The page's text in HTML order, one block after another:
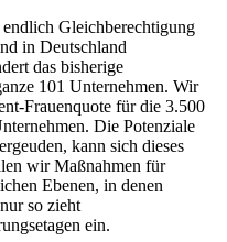
Gleichberechtigung
in Deutschland
das bisherige
101 Unternehmen. Wir
Frauenquote für die 3.500
Die Potenziale
kann sich dieses
wir Maßnahmen für
Ebenen, in denen
so zieht
ein.